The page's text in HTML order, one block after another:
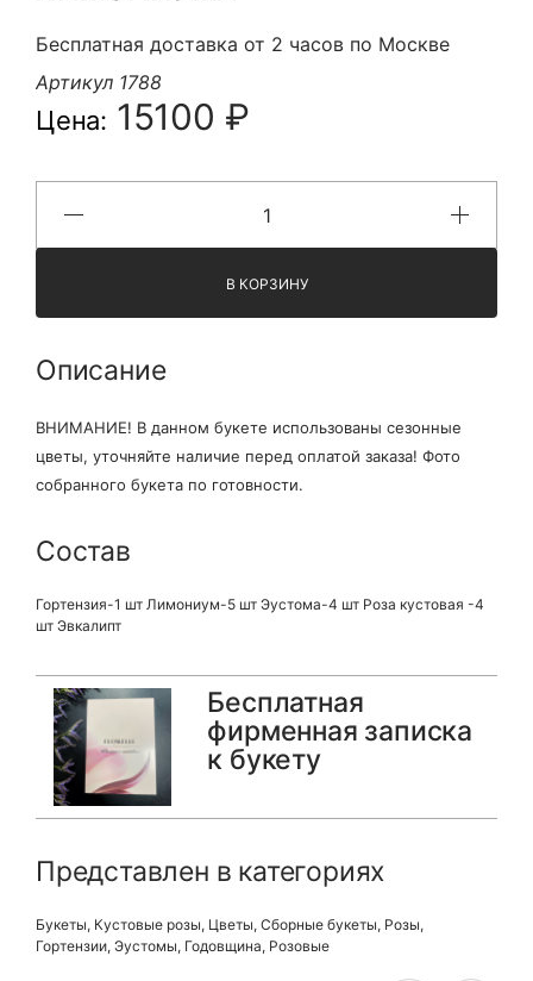
Бесплатная доставка от 2 часов по Москве
Артикул 1788
Цена: 15100 ₽
В КОРЗИНУ
Описание
ВНИМАНИЕ! В данном букете использованы сезонные
цветы, уточняйте наличие перед оплатой заказа! Фото
собранного букета по готовности.
Состав
Гортензия-1 шт Лимониум-5 шт Эустома-4 шт Роза кустовая -4
шт Эвкалипт
Бесплатная
фирменная записка
к букету
Представлен в категориях
Букеты, Кустовые розы, Цветы, Сборные букеты, Розы,
Гортензии, Эустомы, Годовщина, Розовые